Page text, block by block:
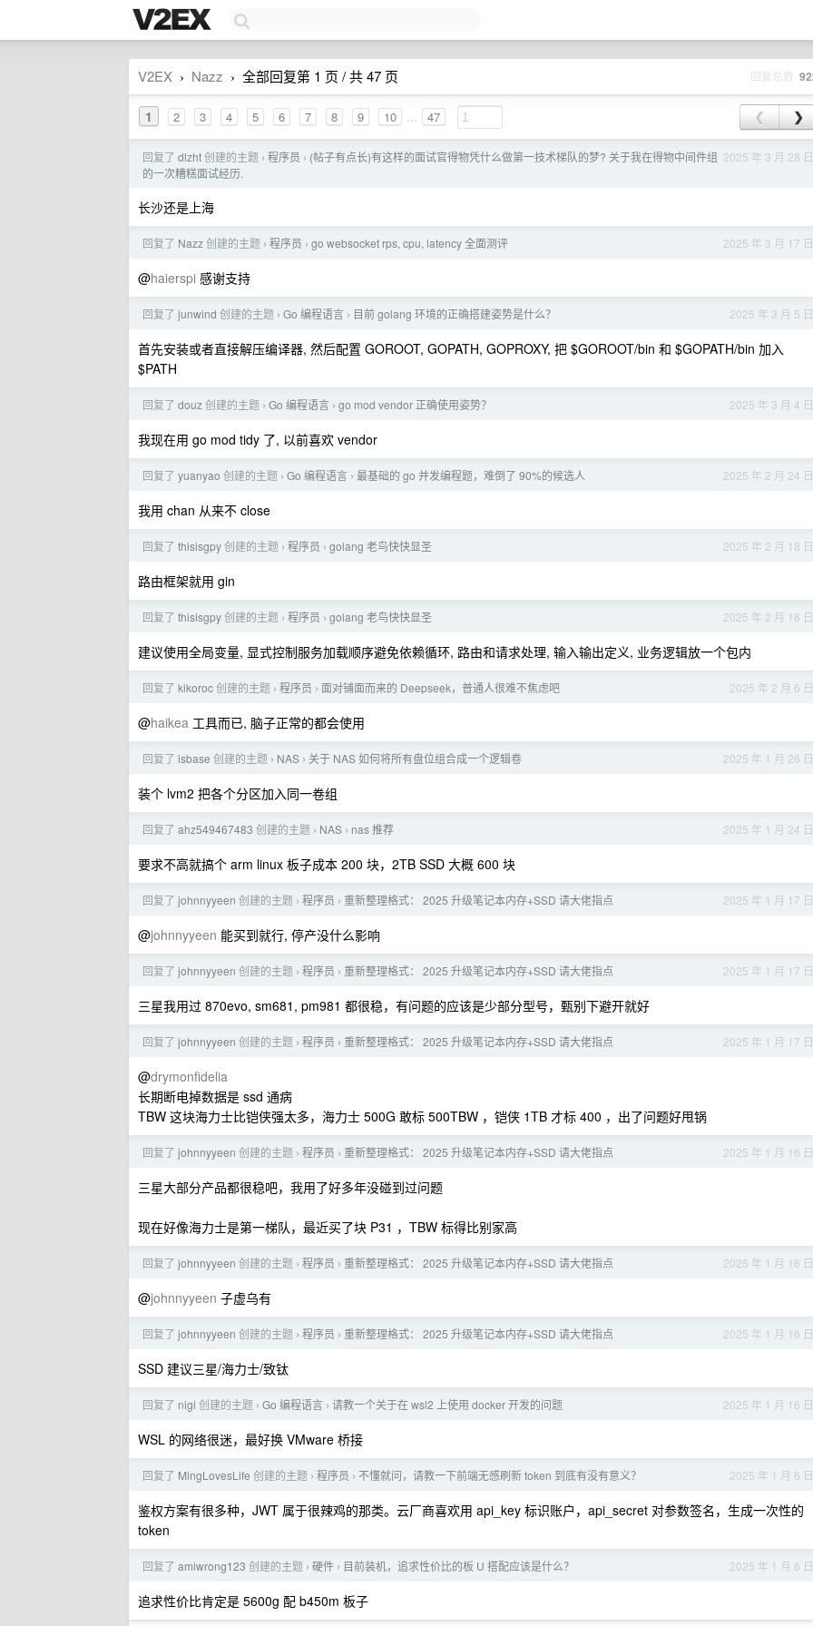
V2EX › Nazz › 全部回复第 1 页 / 共 47 页 回复总数
1 2 3 4 5 6 7 8 9 10 ... 47 ❮ ❯
2025 年 3 月 28 日
回复了 dlzht创建的主题 › 程序员 › (帖子有点长)有这样的面试官得物凭什么做第一技术梯队的梦? 关于我在得物中间件组
的一次糟糕面试经历.
长沙还是上海
2025 年 3 月 17 日
回复了 Nazz创建的主题 › 程序员 › go websocket rps, cpu, latency 全面测评
@haierspi 感谢支持
2025 年 3 月 5 日
回复了 junwind 创建的主题 › Go 编程语言 › 目前 golang 环境的正确搭建姿势是什么？
首先安装或者直接解压编译器, 然后配置 GOROOT, GOPATH, GOPROXY, 把 $GOROOT/bin 和 $GOPATH/bin 加入
$PATH
2025 年 3 月 4 日
回复了 douz创建的主题 › Go 编程语言 › go mod vendor 正确使用姿势？
我现在用 go mod tidy 了, 以前喜欢 vendor
2025 年 2 月 24 日
回复了 yuanyao 创建的主题 › Go 编程语言 › 最基础的 go 并发编程题，难倒了 90%的候选人
我用 chan 从来不 close
2025 年 2 月 18 日
回复了 thisisgpy创建的主题 › 程序员 › golang 老鸟快快显圣
路由框架就用 gin
2025 年 2 月 18 日
回复了 thisisgpy创建的主题 › 程序员 › golang 老鸟快快显圣
建议使用全局变量, 显式控制服务加载顺序避免依赖循环, 路由和请求处理, 输入输出定义, 业务逻辑放一个包内
2025 年 2 月 6 日
回复了 kikoroc创建的主题 › 程序员 › 面对铺面而来的 Deepseek，普通人很难不焦虑吧
@haikea 工具而已, 脑子正常的都会使用
2025 年 1 月 26 日
回复了 isbase 创建的主题 › NAS › 关于 NAS 如何将所有盘位组合成一个逻辑卷
装个 lvm2 把各个分区加入同一卷组
2025 年 1 月 24 日
回复了 ahz549467483 创建的主题 › NAS › nas 推荐
要求不高就搞个 arm linux 板子成本 200 块，2TB SSD 大概 600 块
2025 年 1 月 17 日
回复了 johnnyyeen 创建的主题 › 程序员 › 重新整理格式： 2025 升级笔记本内存+SSD 请大佬指点
@johnnyyeen 能买到就行, 停产没什么影响
2025 年 1 月 17 日
回复了 johnnyyeen 创建的主题 › 程序员 › 重新整理格式： 2025 升级笔记本内存+SSD 请大佬指点
三星我用过 870evo, sm681, pm981 都很稳，有问题的应该是少部分型号，甄别下避开就好
2025 年 1 月 17 日
回复了 johnnyyeen 创建的主题 › 程序员 › 重新整理格式： 2025 升级笔记本内存+SSD 请大佬指点
@drymonfidelia
长期断电掉数据是 ssd 通病
TBW 这块海力士比铠侠强太多，海力士 500G 敢标 500TBW ，铠侠 1TB 才标 400 ，出了问题好甩锅
2025 年 1 月 16 日
回复了 johnnyyeen 创建的主题 › 程序员 › 重新整理格式： 2025 升级笔记本内存+SSD 请大佬指点
三星大部分产品都很稳吧，我用了好多年没碰到过问题
现在好像海力士是第一梯队，最近买了块 P31 ，TBW 标得比别家高
2025 年 1 月 16 日
回复了 johnnyyeen 创建的主题 › 程序员 › 重新整理格式： 2025 升级笔记本内存+SSD 请大佬指点
@johnnyyeen 子虚乌有
2025 年 1 月 16 日
回复了 johnnyyeen 创建的主题 › 程序员 › 重新整理格式： 2025 升级笔记本内存+SSD 请大佬指点
SSD 建议三星/海力士/致钛
2025 年 1 月 16 日
回复了 nigi 创建的主题 › Go 编程语言 › 请教一个关于在 wsl2 上使用 docker 开发的问题
WSL 的网络很迷，最好换 VMware 桥接
2025 年 1 月 6 日
回复了 MingLovesLife 创建的主题 › 程序员 › 不懂就问，请教一下前端无感刷新 token 到底有没有意义？
鉴权方案有很多种，JWT 属于很辣鸡的那类。云厂商喜欢用 api_key 标识账户，api_secret 对参数签名，生成一次性的
token
2025 年 1 月 6 日
回复了 amiwrong123 创建的主题 › 硬件 › 目前装机，追求性价比的板 U 搭配应该是什么？
追求性价比肯定是 5600g 配 b450m 板子